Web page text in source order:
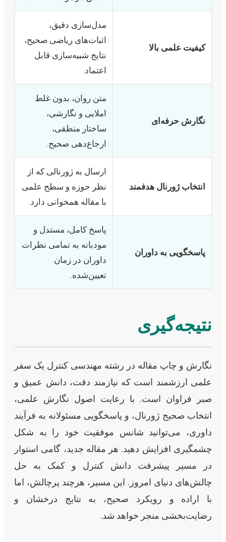
کیفیت علمی بالا
مدل‌سازی دقیق،
اثبات‌های ریاضی صحیح،
نتایج شبیه‌سازی قابل
اعتماد.
نگارش حرفه‌ای
متن روان، بدون غلط
املایی و نگارشی،
ساختار منطقی،
ارجاع‌دهی صحیح.
انتخاب ژورنال هدفمند
ارسال به ژورنالی که از
نظر حوزه و سطح علمی
با مقاله همخوانی دارد.
پاسخگویی به داوران
پاسخ کامل، مستدل و
مودبانه به تمامی نظرات
داوران در زمان
تعیین‌شده.
نتیجه‌گیری
نگارش و چاپ مقاله در رشته مهندسی کنترل یک سفر
علمی ارزشمند است که نیازمند دقت، دانش عمیق و
صبر فراوان است. با رعایت اصول نگارش علمی،
انتخاب صحیح ژورنال، و پاسخگویی مسئولانه به فرآیند
داوری، می‌توانید شانس موفقیت خود را به شکل
چشمگیری افزایش دهید. هر مقاله جدید، گامی استوار
در مسیر پیشرفت دانش کنترل و کمک به حل
چالش‌های دنیای امروز. این مسیر، هرچند پرچالش، اما
با اراده و رویکرد صحیح، به نتایج درخشان و
رضایت‌بخشی منجر خواهد شد.